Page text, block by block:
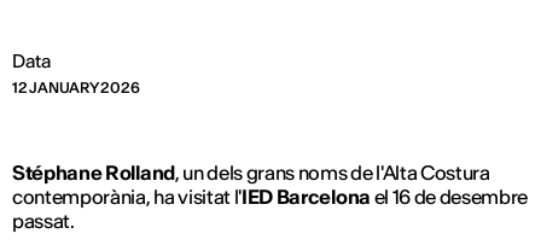
Data
12 JANUARY 2026
Stéphane Rolland, un dels grans noms de l'Alta Costura
contemporània, ha visitat l'IED Barcelona el 16 de desembre
passat.